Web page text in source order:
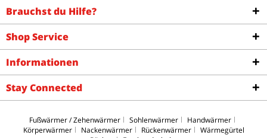
Brauchst du Hilfe?
Shop Service
Informationen
Stay Connected
Fußwärmer / Zehenwärmer Sohlenwärmer
Handwärmer
Körperwärmer
Nackenwärmer Rückenwärmer
Wärmegürtel